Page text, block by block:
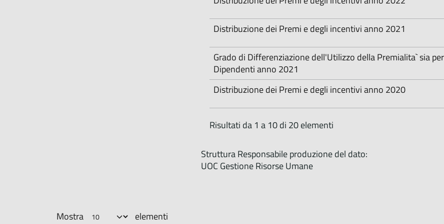
Distribuzione dei Premi e degli incentivi anno 2021
Grado di Differenziazione dell'Utilizzo della Premialita` sia
Dipendenti anno 2021
Distribuzione dei Premi e degli incentivi anno 2020
Risultati da 1 a 10 di 20 elementi
Struttura Responsabile produzione del dato:
UOC Gestione Risorse Umane
Mostra elementi